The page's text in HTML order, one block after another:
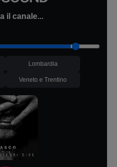
il canale...
Lombardia
Veneto e Trentino